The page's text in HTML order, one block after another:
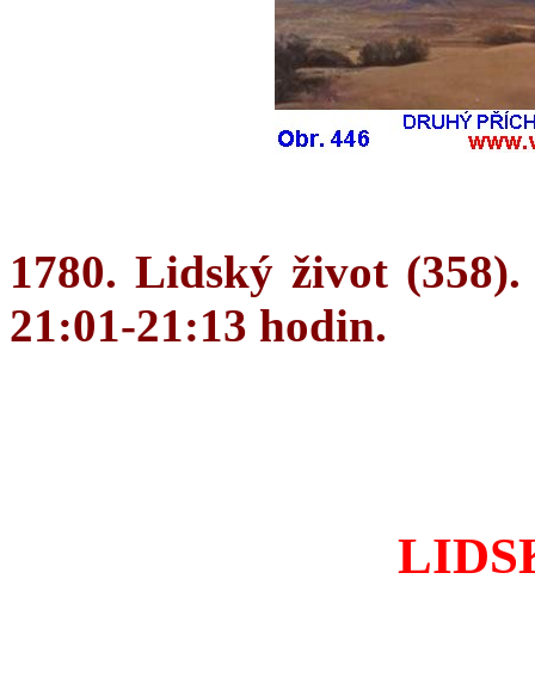
1780. Lidský život
21:01-21:13 hodin.